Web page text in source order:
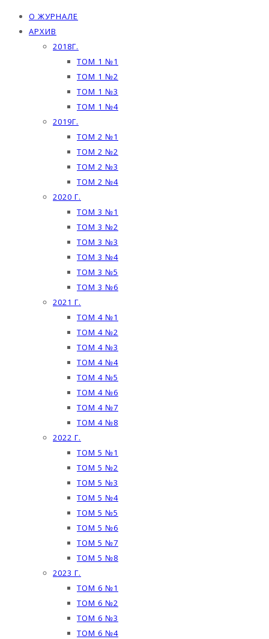
О ЖУРНАЛЕ
АРХИВ
2018Г.
ТОМ 1 №1
ТОМ 1 №2
ТОМ 1 №3
ТОМ 1 №4
2019Г.
ТОМ 2 №1
ТОМ 2 №2
ТОМ 2 №3
ТОМ 2 №4
2020 Г.
ТОМ 3 №1
ТОМ 3 №2
ТОМ 3 №3
ТОМ 3 №4
ТОМ 3 №5
ТОМ 3 №6
2021 Г.
ТОМ 4 №1
ТОМ 4 №2
ТОМ 4 №3
ТОМ 4 №4
ТОМ 4 №5
ТОМ 4 №6
ТОМ 4 №7
ТОМ 4 №8
2022 Г.
ТОМ 5 №1
ТОМ 5 №2
ТОМ 5 №3
ТОМ 5 №4
ТОМ 5 №5
ТОМ 5 №6
ТОМ 5 №7
ТОМ 5 №8
2023 Г.
ТОМ 6 №1
ТОМ 6 №2
ТОМ 6 №3
ТОМ 6 №4